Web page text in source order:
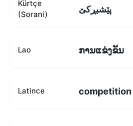
Kürtçe
(Sorani)
پێشبڕکێ
Lao ການແຂ່ງຂັນ
Latince competition